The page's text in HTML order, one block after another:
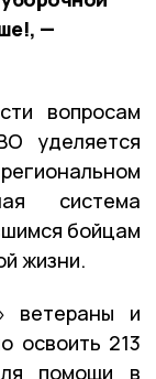
—
вопросам
уделяется
система
бойцам
жизни.
ветераны и
освоить 213
помощи в